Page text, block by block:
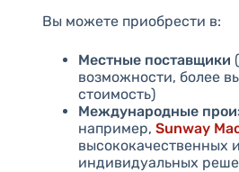
Вы можете приобрести в:
Местные поставщики
возможности, более
стоимость)
Международные
например, Sunway
высококачественных и
индивидуальных